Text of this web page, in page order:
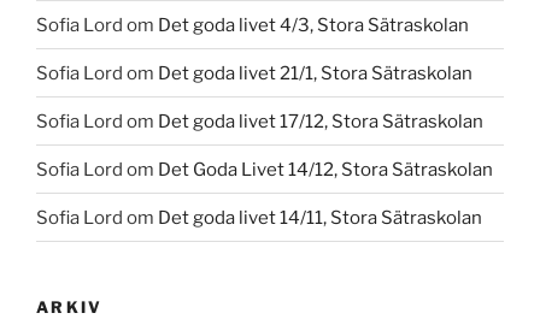
Sofia Lord om Det goda livet 4/3, Stora Sätraskolan
Sofia Lord om Det goda livet 21/1, Stora Sätraskolan
Sofia Lord om Det goda livet 17/12, Stora Sätraskolan
Sofia Lord om Det Goda Livet 14/12, Stora Sätraskolan
Sofia Lord om Det goda livet 14/11, Stora Sätraskolan
ARKIV